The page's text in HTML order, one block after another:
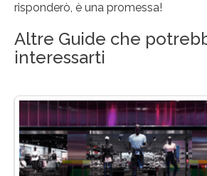
risponderò, è una promessa!
Altre Guide che
interessarti